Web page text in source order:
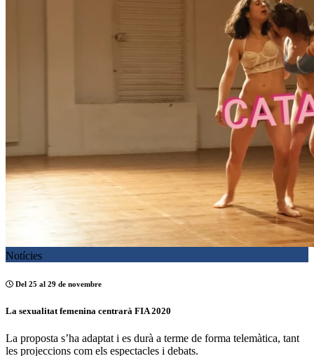
Notícies
Del 25 al 29 de novembre
La sexualitat femenina centrarà FIA 2020
La proposta s’ha adaptat i es durà a terme de forma telemàtica, tant
les projeccions com els espectacles i debats.